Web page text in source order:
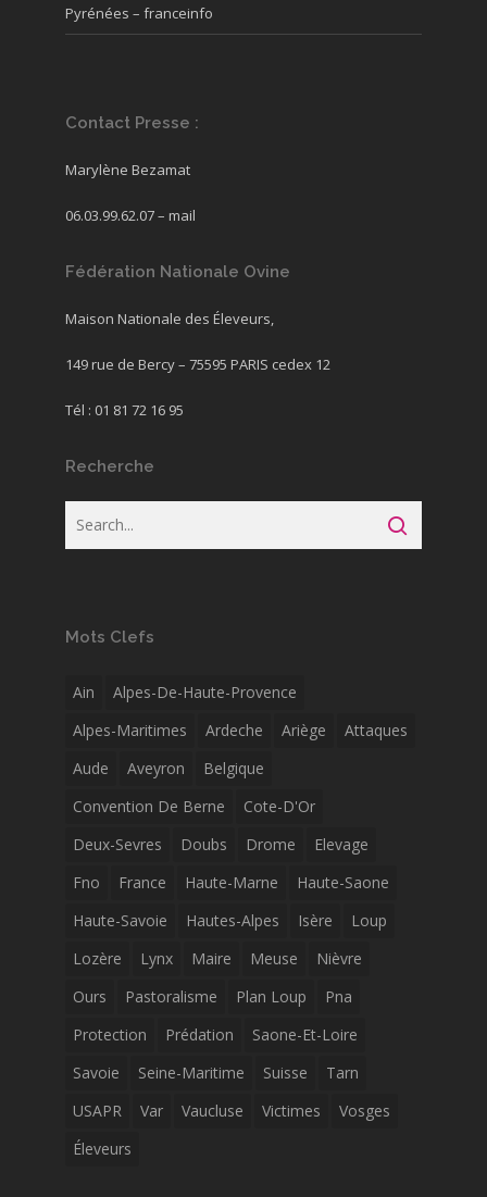
Pyrénées – franceinfo
Contact Presse :
Marylène Bezamat
06.03.99.62.07 – mail
Fédération Nationale Ovine
Maison Nationale des Éleveurs,
149 rue de Bercy – 75595 PARIS cedex 12
Tél : 01 81 72 16 95
Recherche
Mots Clefs
Ain
Alpes-De-Haute-Provence
Alpes-Maritimes
Ardeche Ariège
Attaques
Aude
Aveyron
Belgique
Convention De Berne
Cote-D'Or
Deux-Sevres
Doubs Drome
Elevage
Fno
France Haute-Marne
Haute-Saone
Haute-Savoie
Hautes-Alpes Isère
Loup
Lozère
Lynx Maire Meuse
Nièvre
Ours
Pastoralisme Plan Loup
Pna
Protection
Prédation
Saone-Et-Loire
Savoie
Seine-Maritime Suisse
Tarn
USAPR
Var Vaucluse Victimes
Vosges
Éleveurs